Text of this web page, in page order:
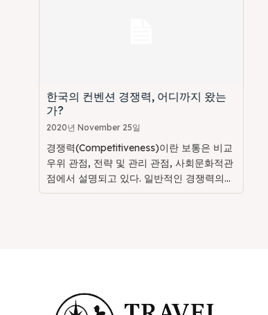
한국의 컨벤션 경쟁력, 어디까지 왔는
가?
2020년 November 25일
경쟁력(Competitiveness)이란 보통은 비교
우위 관점, 전략 및 관리 관점, 사회문화적관
점에서 설명되고 있다. 일반적인 경쟁력의...